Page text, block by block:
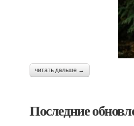
читать дальше →
Последние